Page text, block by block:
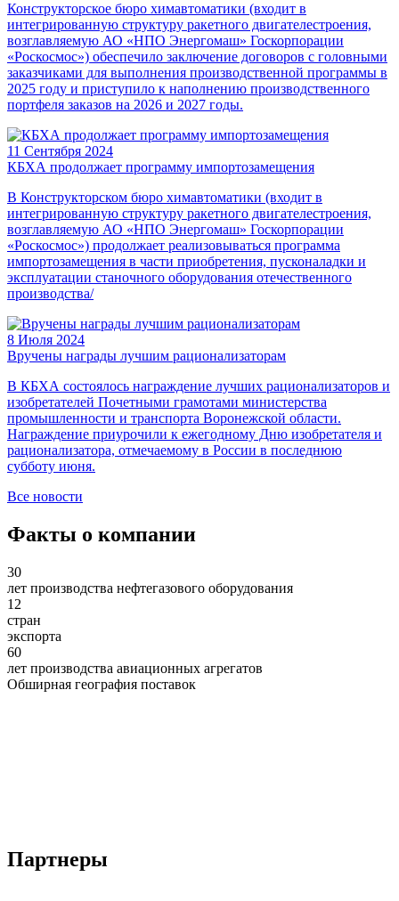
Конструкторское бюро химавтоматики (входит в
интегрированную структуру ракетного двигателестроения,
возглавляемую АО «НПО Энергомаш» Госкорпорации
«Роскосмос») обеспечило заключение договоров с головными
заказчиками для выполнения производственной программы в
2025 году и приступило к наполнению производственного
портфеля заказов на 2026 и 2027 годы.
11 Сентября 2024
КБХА продолжает программу импортозамещения
В Конструкторском бюро химавтоматики (входит в
интегрированную структуру ракетного двигателестроения,
возглавляемую АО «НПО Энергомаш» Госкорпорации
«Роскосмос») продолжает реализовываться программа
импортозамещения в части приобретения, пусконаладки и
эксплуатации станочного оборудования отечественного
производства/
8 Июля 2024
Вручены награды лучшим рационализаторам
В КБХА состоялось награждение лучших рационализаторов и
изобретателей Почетными грамотами министерства
промышленности и транспорта Воронежской области.
Награждение приурочили к ежегодному Дню изобретателя и
рационализатора, отмечаемому в России в последнюю
субботу июня.
Все новости
Факты о компании
30
лет производства нефтегазового оборудования
12
стран
экспорта
60
лет производства авиационных агрегатов
Обширная география поставок
Партнеры